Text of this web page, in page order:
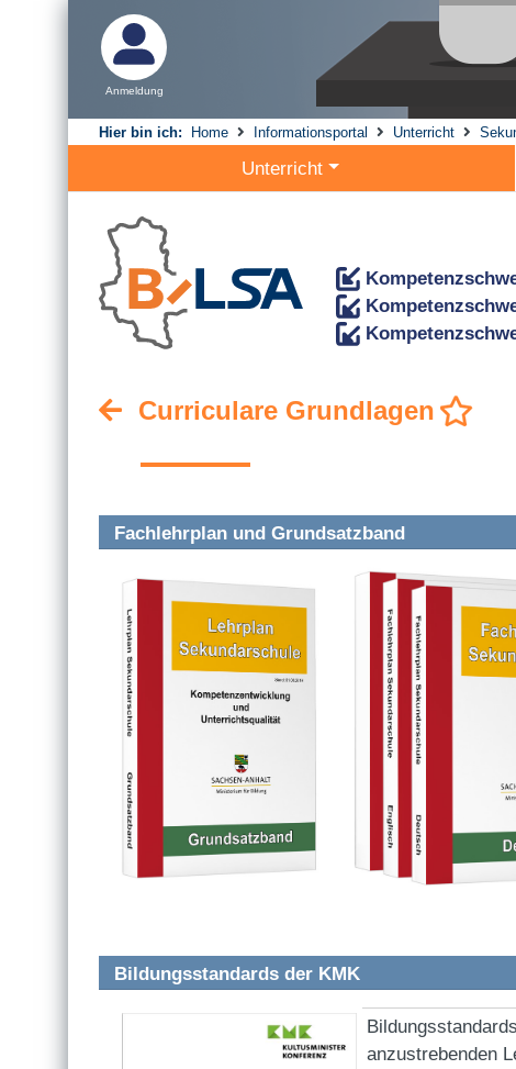
Anmeldung
Hier bin ich: Home Informationsportal Unterricht
Unterricht
Curriculare Grundlagen
Fachlehrplan und Grundsatzband
Bildungsstandards der KMK
anzustrebenden